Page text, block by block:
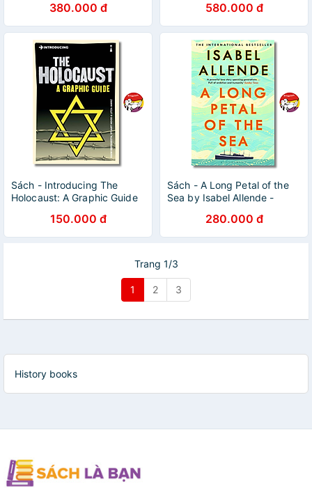
Nonfiction / Ngoại văn Nhập
khẩu
380.000 đ
Bìa cứng580.000 đ
Sách - Introducing The
Holocaust: A Graphic Guide
Nonfiction150.000 đ
Sách - A Long Petal of the
Sea by Isabel Allende -
Fiction/Fiction/Book Club -
Ngoại Văn
280.000 đ
Trang 1/3
1 2 3
History books